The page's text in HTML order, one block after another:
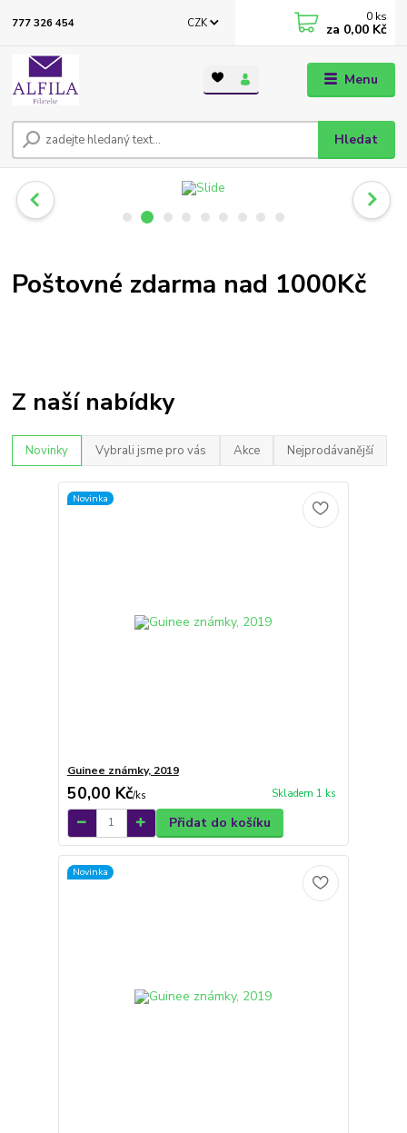
Menu
CZK
Hledat
777 326 454 0 ks
za 0,00 Kč
Poštovné zdarma nad 1000Kč
Z naší nabídky
Novinky Vybrali jsme pro vás Akce Nejprodávanější
Novinka
Guinee známky, 2019
50,00 Kč/ks Skladem 1 ks
Přidat do košíku
Novinka